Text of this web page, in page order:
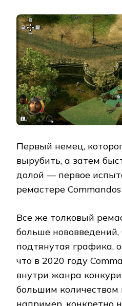
Первый немец,
вырубить, а затем
долой — первое
ремастере
Все же толковый
больше нововведений,
подтянутая графика,
что в 2020 году
внутри жанра
большим количеством